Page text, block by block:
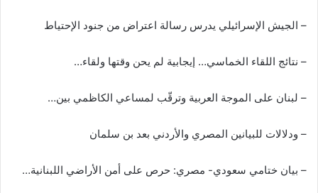
– الجيش الإسرائيلي يدرس رسالة اعتراض من جنود الإحتياط
– نتائج اللقاء الخماسي… إيجابية لم يحن وقتها ولقاء…
– لبنان على الموجة العربية وترقّب لمساعي الكاظمي بين…
– ودلالات للبيانين المصري والأردني بعد بن سلمان
– بيان ختامي سعودي- مصري: حرص على أمن الأراضي اللبنانية…